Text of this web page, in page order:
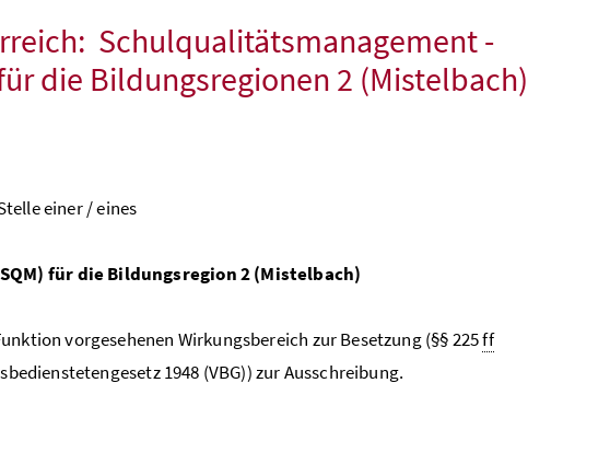
Schulqualitätsmanagement -
die Bildungsregionen 2 (Mistelbach)
einer / eines
für die Bildungsregion 2 (Mistelbach)
vorgesehenen Wirkungsbereich zur Besetzung (§§ 225ff
1948 (VBG)) zur Ausschreibung.